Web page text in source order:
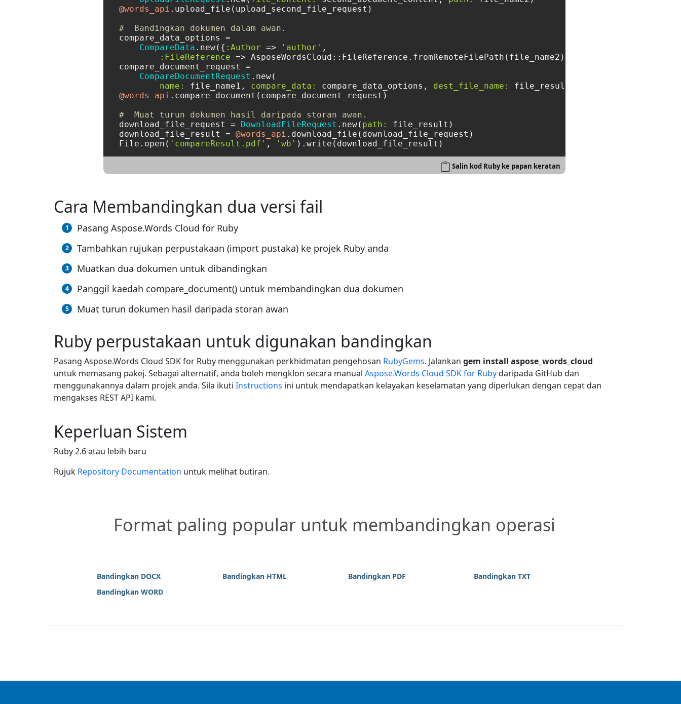
@words_api .upload_file(upload_second_file_request)
#  Bandingkan dokumen dalam awan.
compare_data_options =
CompareData .new({ :Author => 'author' ,
:FileReference => AsposeWordsCloud::FileReference.fromRemoteFilePath(file_name2)})
compare_document_request =
CompareDocumentRequest .new(
name:
file_name1, compare_data: compare_data_options, dest_file_name:
@words_api .compare_document(compare_document_request)
#  Muat turun dokumen hasil daripada storan awan.
download_file_request =
DownloadFileRequest .new( path:
file_result)
download_file_result = @words_api .download_file(download_file_request)
File.open( 'compareResult.pdf' , 'wb'
Salin kod Ruby ke papan keratan
Cara Membandingkan dua versi fail
Pasang Aspose.Words Cloud for Ruby
Tambahkan rujukan perpustakaan (import pustaka) ke projek Ruby anda
Muatkan dua dokumen untuk dibandingkan
Panggil kaedah compare_document() untuk membandingkan dua dokumen
Muat turun dokumen hasil daripada storan awan
Ruby perpustakaan untuk digunakan bandingkan
Pasang Aspose.Words Cloud SDK for Ruby menggunakan perkhidmatan pengehosan RubyGems. Jalankan gem install aspose_words_cloud
untuk memasang pakej. Sebagai alternatif, anda boleh mengklon secara manual Aspose.Words Cloud SDK for Rubydaripada GitHub dan
menggunakannya dalam projek anda. Sila ikuti Instructions ini untuk mendapatkan kelayakan keselamatan yang diperlukan dengan cepat dan
mengakses REST API kami.
Keperluan Sistem
Ruby 2.6 atau lebih baru
Rujuk Repository Documentation untuk melihat butiran.
Format paling popular untuk membandingkan operasi
Bandingkan DOCX Bandingkan HTML Bandingkan PDF
Bandingkan TXT
Bandingkan WORD